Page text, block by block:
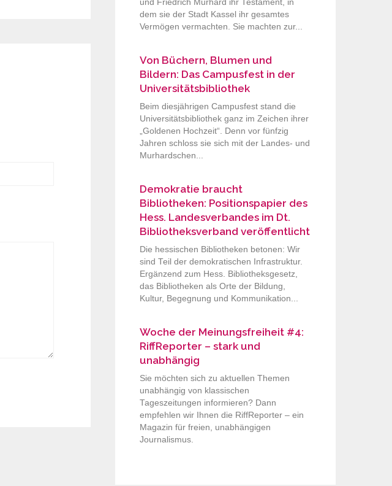
und Friedrich Murhard ihr Testament, in
dem sie der Stadt Kassel ihr gesamtes
Vermögen vermachten. Sie machten zur...
Von Büchern, Blumen und
Bildern: Das Campusfest in der
Universitätsbibliothek
Beim diesjährigen Campusfest stand die
Universitätsbibliothek ganz im Zeichen ihrer
„Goldenen Hochzeit“. Denn vor fünfzig
Jahren schloss sie sich mit der Landes- und
Murhardschen...
Demokratie braucht
Bibliotheken: Positionspapier des
Hess. Landesverbandes im Dt.
Bibliotheksverband veröffentlicht
Die hessischen Bibliotheken betonen: Wir
sind Teil der demokratischen Infrastruktur.
Ergänzend zum Hess. Bibliotheksgesetz,
das Bibliotheken als Orte der Bildung,
Kultur, Begegnung und Kommunikation...
Woche der Meinungsfreiheit #4:
RiffReporter – stark und
unabhängig
Sie möchten sich zu aktuellen Themen
unabhängig von klassischen
Tageszeitungen informieren? Dann
empfehlen wir Ihnen die RiffReporter – ein
Magazin für freien, unabhängigen
Journalismus.